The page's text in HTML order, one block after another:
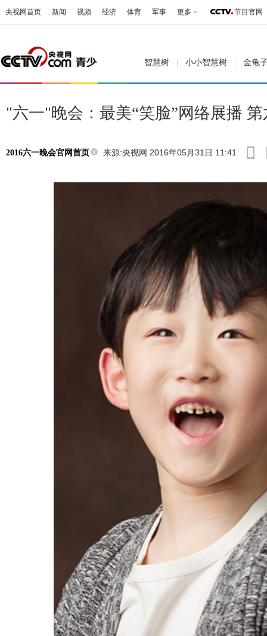
央视网首页 新闻 视频 经济 体育 军事 更多 节目官网
智慧树 小小智慧树 金龟
"六一"晚会：最美“笑脸”网络展播 第
2016六一晚会官网首页 来源:央视网 2016年05月31日 11:41